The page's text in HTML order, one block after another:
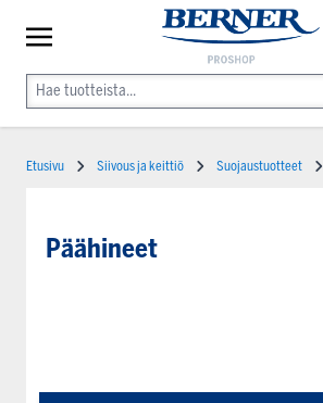
Etusivu Siivous ja keittiö Suojaustuotteet
Päähineet